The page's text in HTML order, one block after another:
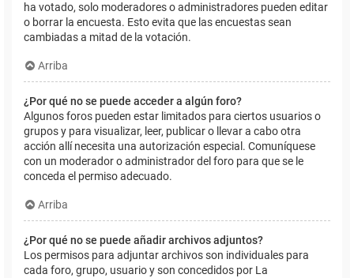
ha votado, solo moderadores o administradores pueden editar
o borrar la encuesta. Esto evita que las encuestas sean
cambiadas a mitad de la votación.
Arriba
¿Por qué no se puede acceder a algún foro?
Algunos foros pueden estar limitados para ciertos usuarios o
grupos y para visualizar, leer, publicar o llevar a cabo otra
acción allí necesita una autorización especial. Comuníquese
con un moderador o administrador del foro para que se le
conceda el permiso adecuado.
Arriba
¿Por qué no se puede añadir archivos adjuntos?
Los permisos para adjuntar archivos son individuales para
cada foro, grupo, usuario y son concedidos por La